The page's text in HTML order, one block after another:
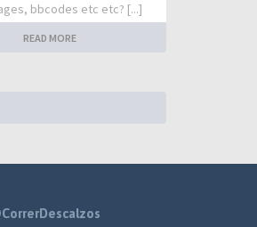
bbcodes etc etc? [...]
READ MORE